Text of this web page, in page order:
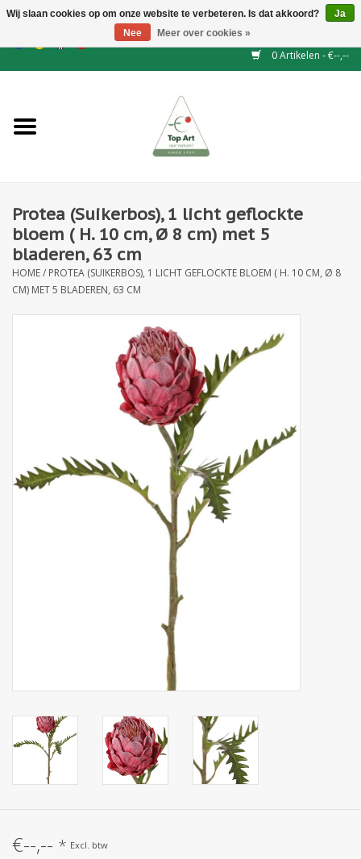
EUR/GBP/CHF
0 Artikelen - €--,--
NIEUW
Binderij
Kunstbloemen
Blad - en Bessentakken
Kunstkransen
Protea (Suikerbos), 1 licht geflockte
bloem ( H. 10 cm, Ø 8 cm) met 5
bladeren, 63 cm
HOME/ PROTEA (SUIKERBOS), 1 LICHT GEFLOCKTE BLOEM ( H. 10 CM, Ø 8
CM) MET 5 BLADEREN, 63 CM
€--,-- * Excl. btw
Wij slaan cookies op om onze website te verbeteren. Is dat akkoord?
Ja
Nee
Meer over cookies »